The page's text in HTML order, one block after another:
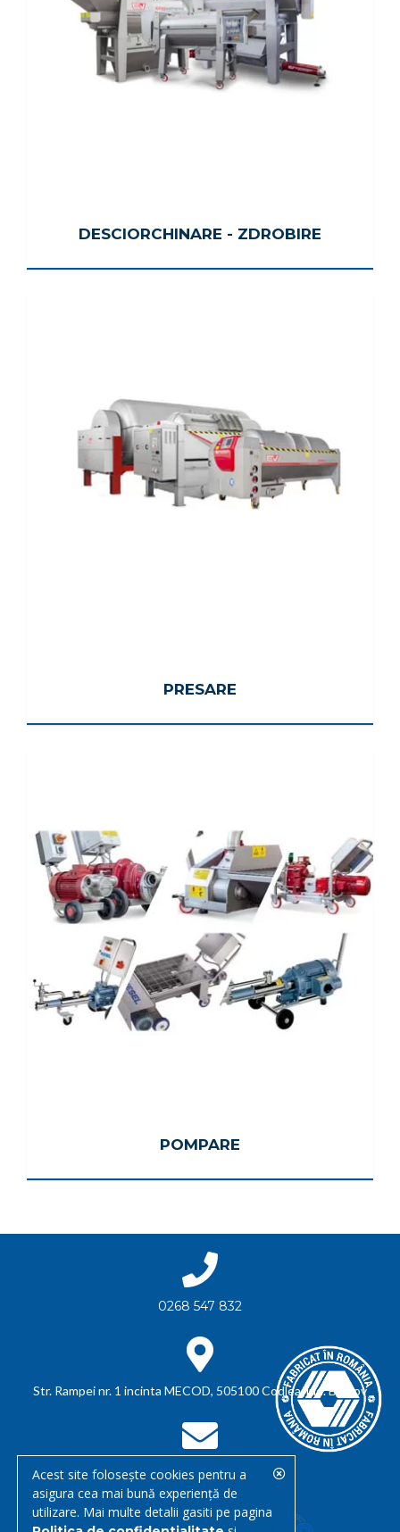
DESCIORCHINARE - ZDROBIRE
PRESARE
POMPARE
0268 547 832
Str. Rampei nr. 1 incinta MECOD, 505100 Codlea, jud. Brasov
office@triago.ro
Acest site folosește cookies pentru a
asigura cea mai bună experiență de
utilizare. Mai multe detalii gasiti pe pagina